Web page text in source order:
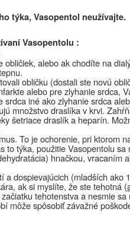
týka, Vasopentol neužívajte.
Vasopentolu :
obličiek, alebo ak chodíte na
obličku (dostali ste novú
alebo pre zlyhanie srdca,
srdca iné ako zlyhanie srdca
množstvo draslíka v krvi.
šetriace draslík a heparín.
To je ochorenie, pri ktorom
to týka, použitie Vasopentolu sa
hnačkou, vracaním
a dospievajúcich (mladších ako
ak si myslíte, že ste tehotná (
tehotenstva a nesmie
môže spôsobiť závažné